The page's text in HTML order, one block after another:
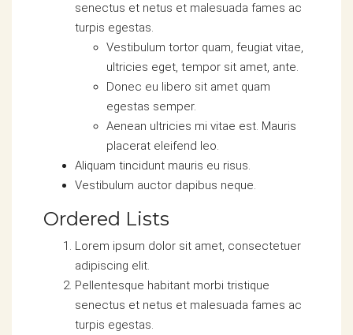
senectus et netus et malesuada fames ac
turpis egestas.
Vestibulum tortor quam, feugiat vitae,
ultricies eget, tempor sit amet, ante.
Donec eu libero sit amet quam
egestas semper.
Aenean ultricies mi vitae est. Mauris
placerat eleifend leo.
Aliquam tincidunt mauris eu risus.
Vestibulum auctor dapibus neque.
Ordered Lists
Lorem ipsum dolor sit amet, consectetuer
adipiscing elit.
Pellentesque habitant morbi tristique
senectus et netus et malesuada fames ac
turpis egestas.